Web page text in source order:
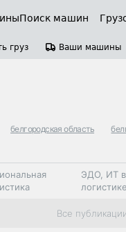
Поиск машин
груз Ваши машины
белгородская область
ЭДО, ИТ в
логистике
транспорт
Все